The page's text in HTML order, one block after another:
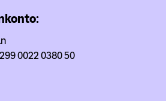
0022 0380 50